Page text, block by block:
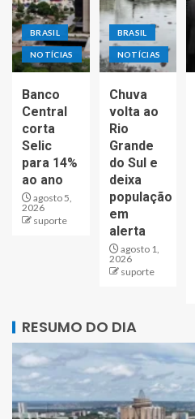
BRASIL
NOTÍCIAS
Banco
Central
corta
Selic
para 14%
ao ano
agosto 5,
2026
suporte
BRASIL
NOTÍCIAS
Chuva
volta ao
Rio
Grande
do Sul e
deixa
população
em
alerta
agosto 1,
2026
suporte
RESUMO DO DIA